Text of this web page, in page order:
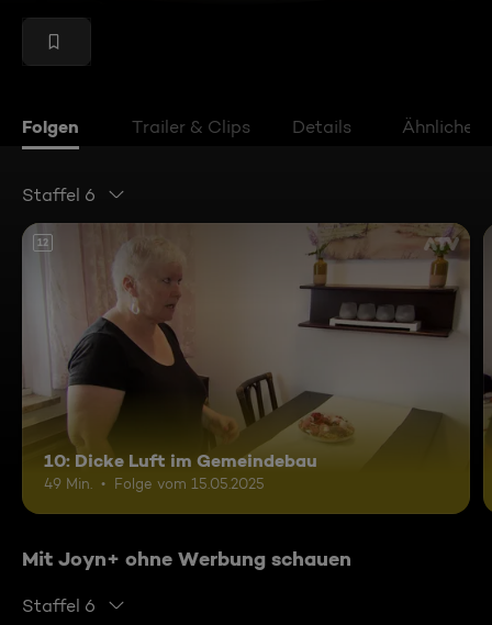
Folgen Trailer & Clips Details Ähnliche
Staffel 6
12
10: Dicke Luft im Gemeindebau
49 Min. Folge vom 15.05.2025
Mit Joyn+ ohne Werbung schauen
Staffel 6